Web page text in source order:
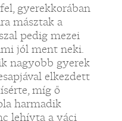
gyerekkorában
másztak a
pedig mezei
jól ment neki.
nagyobb gyerek
elkezdett
míg ő
harmadik
lehívta a váci